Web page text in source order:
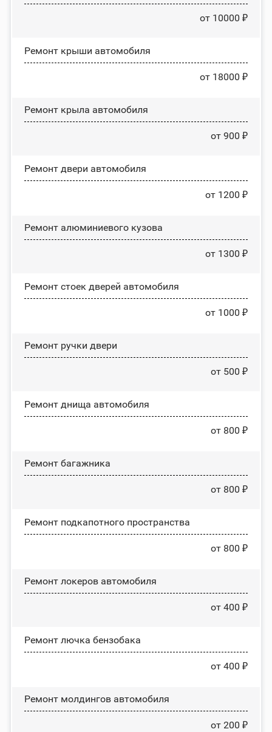
от 10000 ₽
Ремонт крыши автомобиля
от 18000 ₽
Ремонт крыла автомобиля
от 900 ₽
Ремонт двери автомобиля
от 1200 ₽
Ремонт алюминиевого кузова
от 1300 ₽
Ремонт стоек дверей автомобиля
от 1000 ₽
Ремонт ручки двери
от 500 ₽
Ремонт днища автомобиля
от 800 ₽
Ремонт багажника
от 800 ₽
Ремонт подкапотного пространства
от 800 ₽
Ремонт лoĸepoв автомобиля
от 400 ₽
Ремонт лючка бензобака
от 400 ₽
Ремонт молдингов автомобиля
от 200 ₽